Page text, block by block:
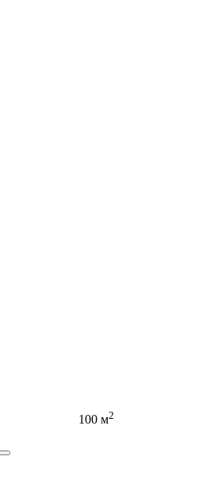
100 м2